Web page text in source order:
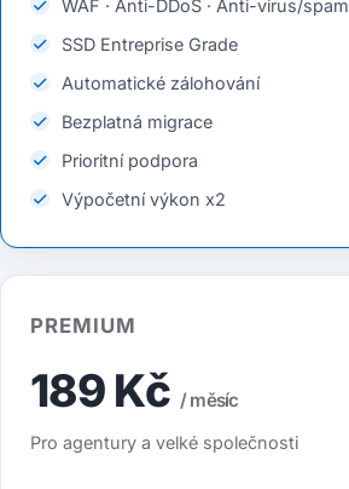
WAF · Anti-DDoS · Anti-virus/spam
SSD Entreprise Grade
Automatické zálohování
Bezplatná migrace
Prioritní podpora
Výpočetní výkon x2
PREMIUM
189 Kč / měsíc
Pro agentury a velké společnosti